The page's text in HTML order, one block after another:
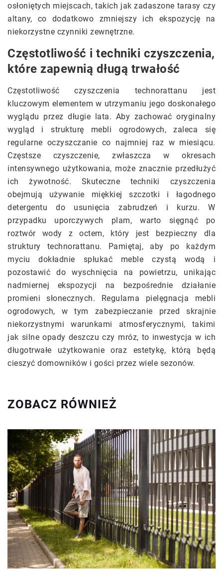
osłoniętych miejscach, takich jak zadaszone tarasy czy
altany, co dodatkowo zmniejszy ich ekspozycję na
niekorzystne czynniki zewnętrzne.
Częstotliwość i techniki czyszczenia,
które zapewnią długą trwałość
Częstotliwość czyszczenia technorattanu jest
kluczowym elementem w utrzymaniu jego doskonałego
wyglądu przez długie lata. Aby zachować oryginalny
wygląd i strukturę mebli ogrodowych, zaleca się
regularne oczyszczanie co najmniej raz w miesiącu.
Częstsze czyszczenie, zwłaszcza w okresach
intensywnego użytkowania, może znacznie przedłużyć
ich żywotność. Skuteczne techniki czyszczenia
obejmują używanie miękkiej szczotki i łagodnego
detergentu do usunięcia zabrudzeń i kurzu. W
przypadku uporczywych plam, warto sięgnąć po
roztwór wody z octem, który jest bezpieczny dla
struktury technorattanu. Pamiętaj, aby po każdym
myciu dokładnie spłukać meble czystą wodą i
pozostawić do wyschnięcia na powietrzu, unikając
nadmiernej ekspozycji na bezpośrednie działanie
promieni słonecznych. Regularna pielęgnacja mebli
ogrodowych, w tym zabezpieczanie przed skrajnie
niekorzystnymi warunkami atmosferycznymi, takimi
jak silne opady deszczu czy mróz, to inwestycja w ich
długotrwałe użytkowanie oraz estetykę, którą będą
cieszyć domowników i gości przez wiele sezonów.
ZOBACZ RÓWNIEŻ